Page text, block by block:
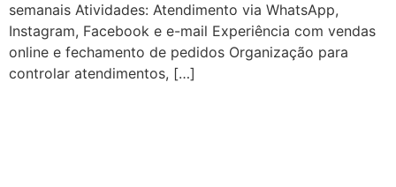
semanais Atividades: Atendimento via WhatsApp,
Instagram, Facebook e e-mail Experiência com vendas
online e fechamento de pedidos Organização para
controlar atendimentos, […]